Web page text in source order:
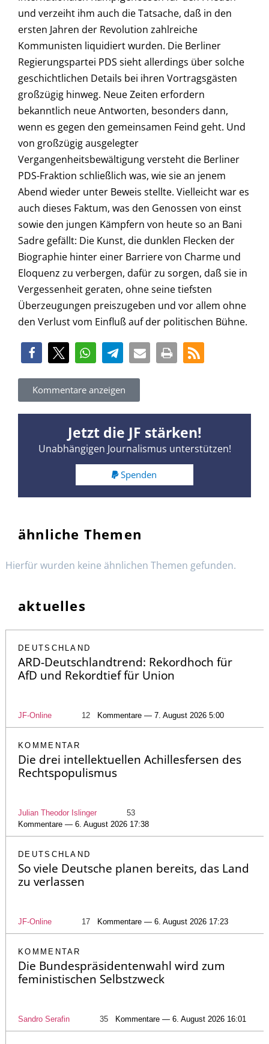
und verzeiht ihm auch die Tatsache, daß in den
ersten Jahren der Revolution zahlreiche
Kommunisten liquidiert wurden. Die Berliner
Regierungspartei PDS sieht allerdings über solche
geschichtlichen Details bei ihren Vortragsgästen
großzügig hinweg. Neue Zeiten erfordern
bekanntlich neue Antworten, besonders dann,
wenn es gegen den gemeinsamen Feind geht. Und
von großzügig ausgelegter
Vergangenheitsbewältigung versteht die Berliner
PDS-Fraktion schließlich was, wie sie an jenem
Abend wieder unter Beweis stellte. Vielleicht war es
auch dieses Faktum, was den Genossen von einst
sowie den jungen Kämpfern von heute so an Bani
Sadre gefällt: Die Kunst, die dunklen Flecken der
Biographie hinter einer Barriere von Charme und
Eloquenz zu verbergen, dafür zu sorgen, daß sie in
Vergessenheit geraten, ohne seine tiefsten
Überzeugungen preiszugeben und vor allem ohne
den Verlust vom Einfluß auf der politischen Bühne.
Kommentare anzeigen
Jetzt die JF stärken!
Unabhängigen Journalismus unterstützen!
Spenden
ähnliche Themen
Hierfür wurden keine ähnlichen Themen gefunden.
aktuelles
DEUTSCHLAND
ARD-Deutschlandtrend: Rekordhoch für
AfD und Rekordtief für Union
JF-Online 12 Kommentare — 7. August 2026 5:00
KOMMENTAR
Die drei intellektuellen Achillesfersen des
Rechtspopulismus
Julian Theodor Islinger
53
Kommentare — 6. August 2026 17:38
DEUTSCHLAND
So viele Deutsche planen bereits, das Land
zu verlassen
JF-Online 17 Kommentare — 6. August 2026 17:23
KOMMENTAR
Die Bundespräsidentenwahl wird zum
feministischen Selbstzweck
Sandro Serafin 35 Kommentare — 6. August 2026 16:01